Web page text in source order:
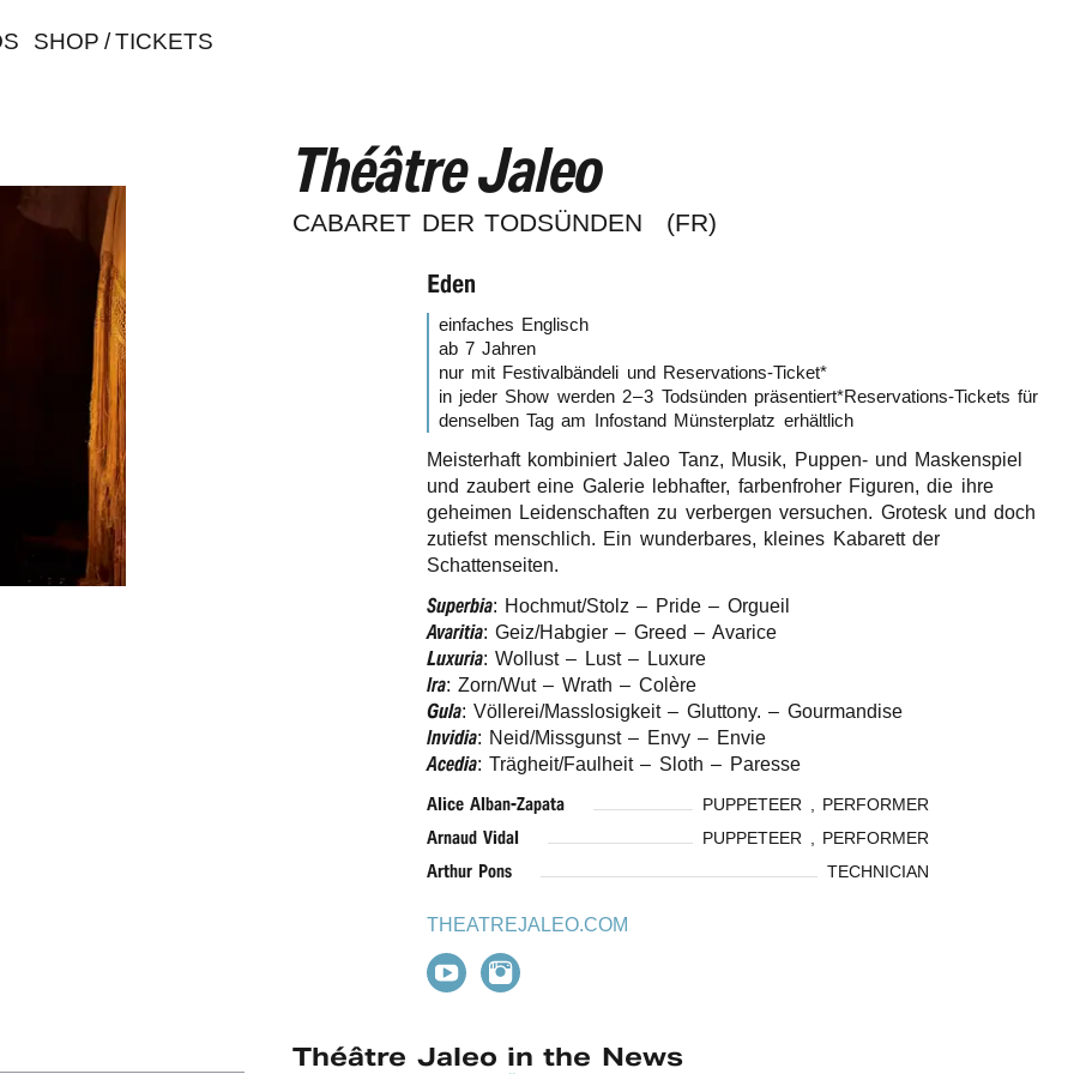
SHOP / TICKETS
Théâtre Jaleo
CABA­RET DER TODSÜNDEN (FR)
Eden
einfa­ches Englisch
ab 7 Jahren
nur mit Festi­val­bän­de­li und Reser­va­tions-Ticket*
in jeder Show werden 2 – 3 Todsün­den präsentiert*Reservations-Tickets für
densel­ben Tag am Info­stand Müns­ter­platz erhältlich
Meis­ter­haft kombi­niert Jaleo Tanz, Musik, Puppen- und Masken­spiel
und zaubert eine Gale­rie lebhaf­ter, farben­fro­her Figu­ren, die ihre
gehei­men Leiden­schaf­ten zu verber­gen versu­chen. Grotesk und doch
zutiefst mensch­lich. Ein wunder­ba­res, klei­nes Kaba­rett der
Schattenseiten.
Super­bia: Hochmut/​Stolz – Pride – Orgu­eil
Avaritia: Geiz/​Habgier – Greed – Avari­ce
Luxu­ria: Wollust – Lust – Luxu­re
Ira: Zorn/​Wut – Wrath – Colè­re
Gula: Völlerei/​Masslosigkeit – Glutt­o­ny. – Gour­man­di­se
Invi­dia: Neid/​Missgunst – Envy – Envie
Acedia: Trägheit/​Faulheit – Sloth – Paresse
Alice Alban-Zapa­ta PUPPETEER , PERFORMER
Arnaud Vidal PUPPETEER , PERFORMER
Arthur Pons TECHNICIAN
THEATREJALEO.COM
Théâtre Jaleo in the News